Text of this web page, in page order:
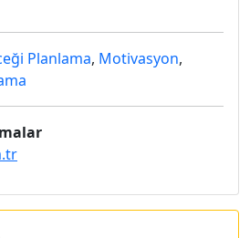
Planlama, Motivasyon,